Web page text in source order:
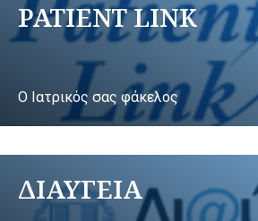
PATIENT LINK
Ο Ιατρικός σας φάκελος
ΔΙΑΥΓΕΙΑ